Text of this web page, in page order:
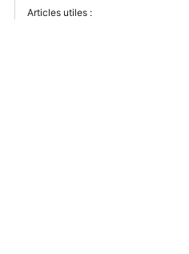
Articles utiles :